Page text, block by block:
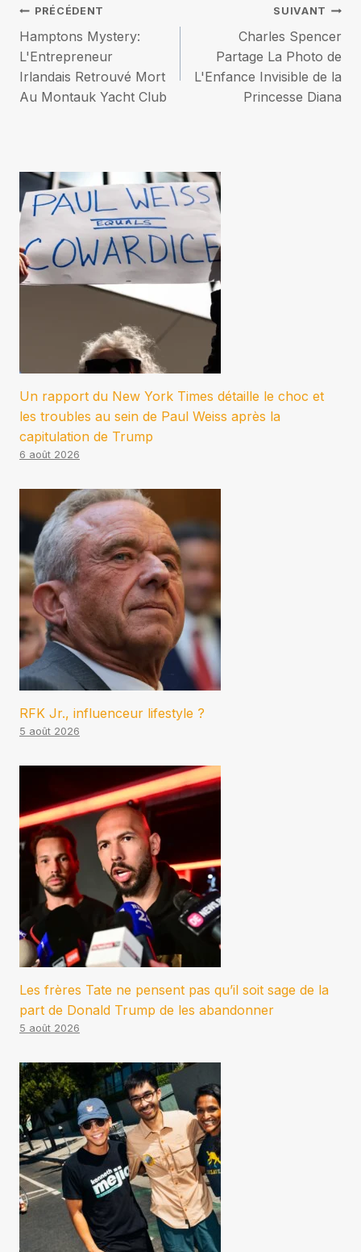
Navigation
de
l’article
PRÉCÉDENT
Hamptons Mystery:
L'Entrepreneur
Irlandais Retrouvé Mort
Au Montauk Yacht Club
SUIVANT
Charles Spencer
Partage La Photo de
L'Enfance Invisible de la
Princesse Diana
Un rapport du New York Times détaille le choc et
les troubles au sein de Paul Weiss après la
capitulation de Trump
6 août 2026
RFK Jr., influenceur lifestyle ?
5 août 2026
Les frères Tate ne pensent pas qu’il soit sage de la
part de Donald Trump de les abandonner
5 août 2026